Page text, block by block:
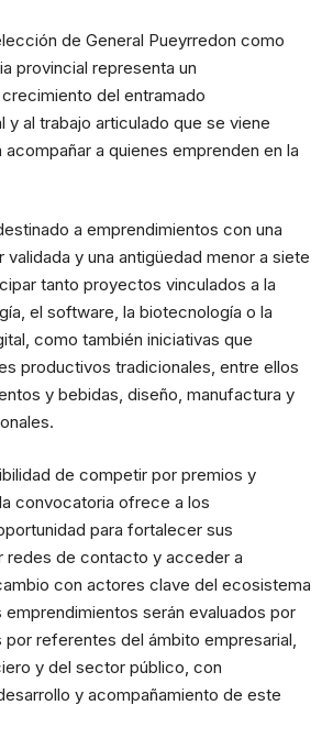
de General Pueyrredon como
provincial representa un
del entramado
y al trabajo articulado que se viene
acompañar a quienes emprenden en la
a emprendimientos con una
y una antigüedad menor a siete
tanto proyectos vinculados a la
el software, la biotecnología o la
como también iniciativas que
productivos tradicionales, entre ellos
y bebidas, diseño, manufactura y
de competir por premios y
convocatoria ofrece a los
para fortalecer sus
redes de contacto y acceder a
con actores clave del ecosistema
serán evaluados por
referentes del ámbito empresarial,
y del sector público, con
y acompañamiento de este